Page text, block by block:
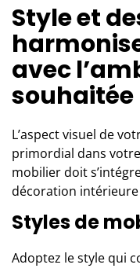
Style et
avec
souhaitée
L’aspect visuel de
primordial dans
mobilier doit
décoration intérieure
Styles de
Adoptez le style qui